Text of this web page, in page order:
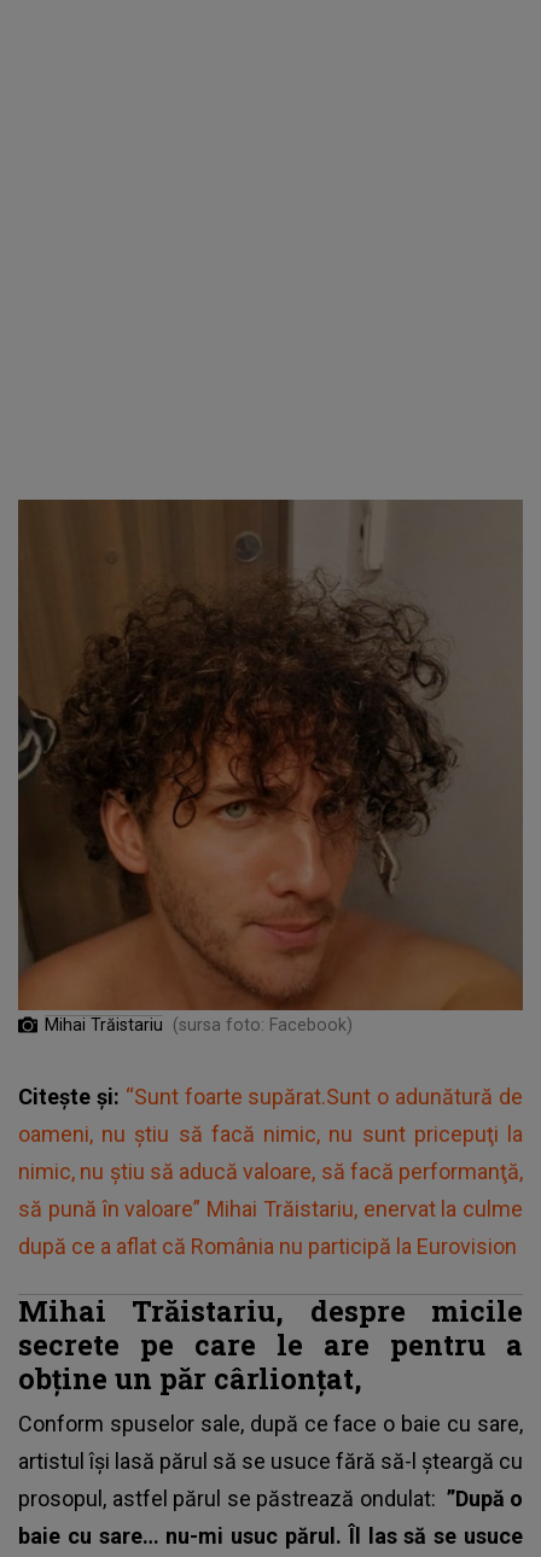
Mihai Trăistariu (sursa foto: Facebook)
Citește și: “Sunt foarte supărat.Sunt o adunătură de
oameni, nu ştiu să facă nimic, nu sunt pricepuţi la
nimic, nu ştiu să aducă valoare, să facă performanţă,
să pună în valoare” Mihai Trăistariu, enervat la culme
după ce a aflat că România nu participă la Eurovision
Mihai Trăistariu, despre micile
secrete pe care le are pentru a
obține un păr cârlionțat,
Conform spuselor sale, după ce face o baie cu sare,
artistul își lasă părul să se usuce fără să-l șteargă cu
prosopul, astfel părul se păstrează ondulat: ”După o
baie cu sare… nu-mi usuc părul. Îl las să se usuce